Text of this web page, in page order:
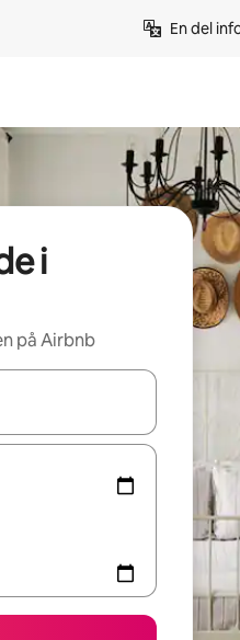
En del
i
på Airbnb
du navigera med upp- och